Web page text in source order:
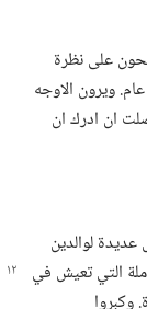
على نظرة
ويرون الاوجه
ان ادرك ان
لوالدين
التي تعيش في
وكبروا